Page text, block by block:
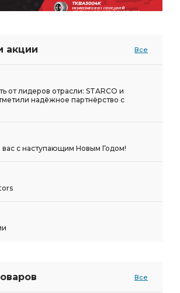
акции Все
от лидеров отрасли: STARCO и
надёжное партнёрство с
с наступающим Новым Годом!
Все